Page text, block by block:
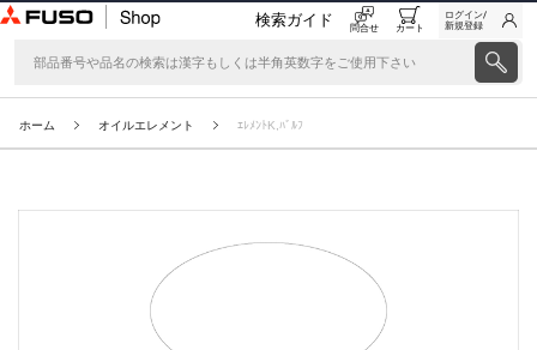
検索ガイド 問合せ カート
ログイン/
新規登録
ホーム オイルエレメント ｴﾚﾒﾝﾄK,ﾊﾞﾙﾌ